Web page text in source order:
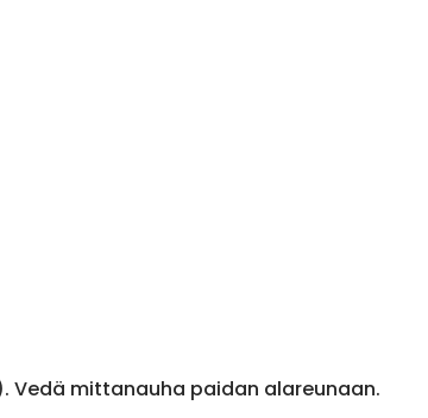
Vedä mittanauha paidan alareunaan.